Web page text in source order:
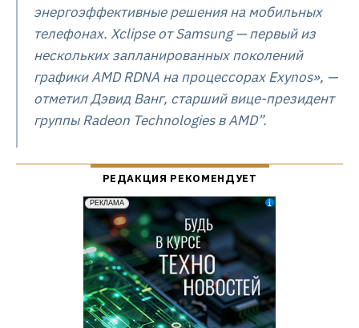
энергоэффективные решения на мобильных
телефонах. Xclipse от Samsung — первый из
нескольких запланированных поколений
графики AMD RDNA на процессорах Exynos», —
отметил Дэвид Ванг, старший вице-президент
группы Radeon Technologies в AMD”.